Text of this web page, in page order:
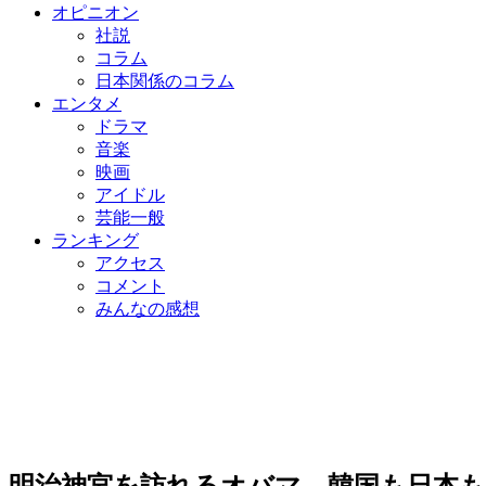
オピニオン
社説
コラム
日本関係のコラム
エンタメ
ドラマ
音楽
映画
アイドル
芸能一般
ランキング
アクセス
コメント
みんなの感想